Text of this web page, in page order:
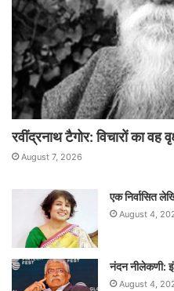
रवींद्रनाथ टैगोर: विचारों का
August 7, 2026
एक निर्वासित
August 4,
नंदन नीलेकणी:
August 4,